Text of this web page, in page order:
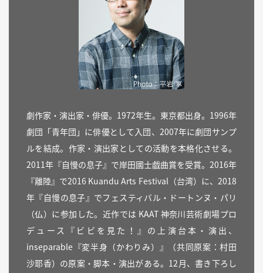
劇作家・演出家・俳優。1972年生。東京都出身。1996年
劇団「青年団」に俳優として入団、2007年に劇団サンプ
ルを結成。作家・演出家としての活動を本格化させる。
2011年『自慢の息子』で岸田國士戯曲賞を受賞。2016年
『離陸』で2016 Kuandu Arts Festival（台湾）に、2018
年『自慢の息子』でフェスティバル・ドートンヌ・パリ
（仏）に参加した。近作では KAAT 神奈川芸術劇場プロ
デュース『ビビを見た！』の上演台本・演出、
inseparable『変半身（かわりみ）』（共同原案：村田
沙耶香）の原案・脚本・演出がある。12月、書き下ろし